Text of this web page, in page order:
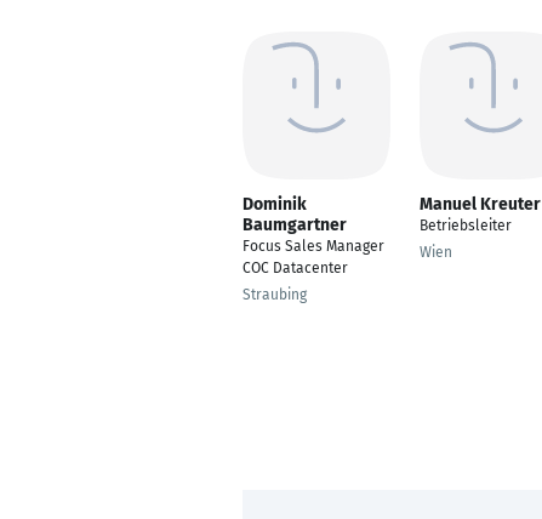
Dominik
Baumgartner
Focus Sales Manager
COC Datacenter
Straubing
Manuel Kreuter
Betriebsleiter
Wien